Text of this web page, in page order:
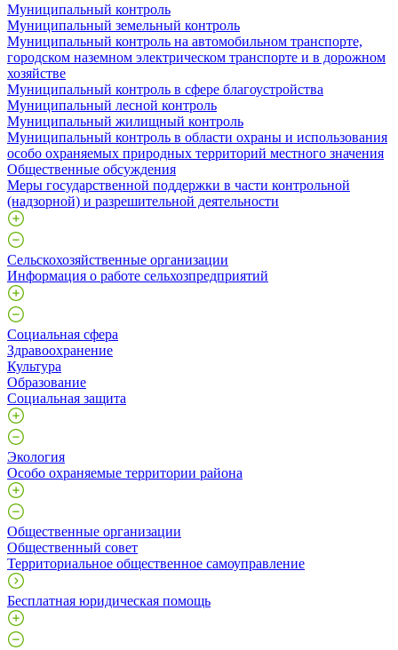
Муниципальный контроль
Муниципальный земельный контроль
Муниципальный контроль на автомобильном транспорте,
городском наземном электрическом транспорте и в дорожном
хозяйстве
Муниципальный контроль в сфере благоустройства
Муниципальный лесной контроль
Муниципальный жилищный контроль
Муниципальный контроль в области охраны и использования
особо охраняемых природных территорий местного значения
Общественные обсуждения
Меры государственной поддержки в части контрольной
(надзорной) и разрешительной деятельности
Сельскохозяйственные организации
Информация о работе сельхозпредприятий
Социальная сфера
Здравоохранение
Культура
Образование
Социальная защита
Экология
Особо охраняемые территории района
Общественные организации
Общественный совет
Территориальное общественное самоуправление
Бесплатная юридическая помощь